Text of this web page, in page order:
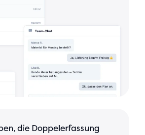
die Doppelerfassung